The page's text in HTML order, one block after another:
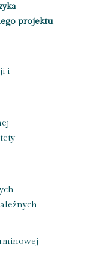
projektu,
i